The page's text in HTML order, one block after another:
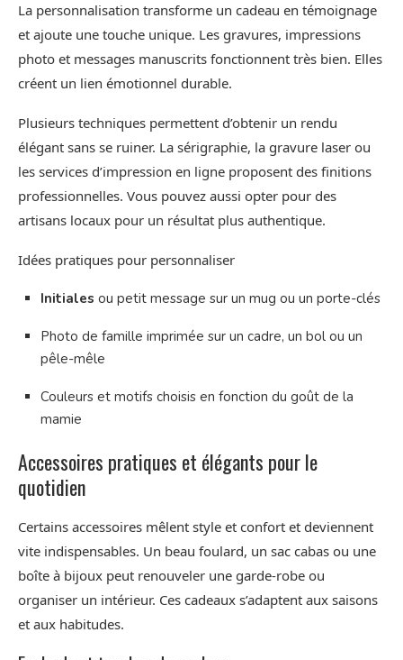
La personnalisation transforme un cadeau en témoignage
et ajoute une touche unique. Les gravures, impressions
photo et messages manuscrits fonctionnent très bien. Elles
créent un lien émotionnel durable.
Plusieurs techniques permettent d’obtenir un rendu
élégant sans se ruiner. La sérigraphie, la gravure laser ou
les services d’impression en ligne proposent des finitions
professionnelles. Vous pouvez aussi opter pour des
artisans locaux pour un résultat plus authentique.
Idées pratiques pour personnaliser
Initiales ou petit message sur un mug ou un porte-clés
Photo de famille imprimée sur un cadre, un bol ou un
pêle-mêle
Couleurs et motifs choisis en fonction du goût de la
mamie
Accessoires pratiques et élégants pour le
quotidien
Certains accessoires mêlent style et confort et deviennent
vite indispensables. Un beau foulard, un sac cabas ou une
boîte à bijoux peut renouveler une garde-robe ou
organiser un intérieur. Ces cadeaux s’adaptent aux saisons
et aux habitudes.